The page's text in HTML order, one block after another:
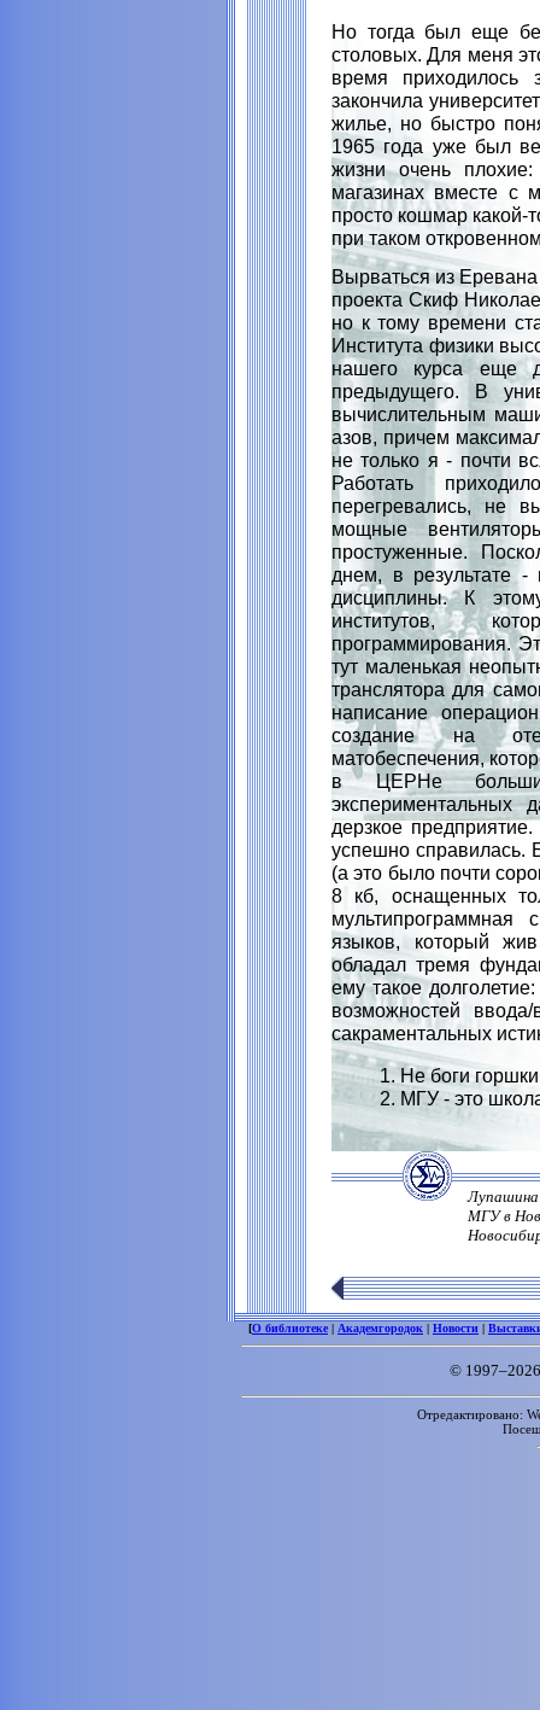
Но тогда был еще
столовых. Для меня
время
закончила
жилье, но быстро
1965 года уже был
жизни очень
магазинах вместе с
просто кошмар какой-
при таком
Вырваться из
проекта Скиф
но к тому времени
Института физики
нашего курса еще
предыдущего. В
вычислительным
азов, причем
не только я - почти
Работать
перегревались, не
мощные
простуженные.
днем, в результате -
дисциплины. К
институтов,
программирования.
тут маленькая
транслятора для
написание
создание на
матобеспечения,
в ЦЕРНе
экспериментальных
дерзкое
успешно
(а это было почти
8 кб, оснащенных
языков, который
обладал тремя
ему такое
возможностей
сакраментальных
1. Не боги
2. МГУ - это
МГУ в
[О библиотеке | Академгородок | Новости |
©
Отредактировано: